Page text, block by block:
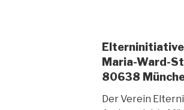
Elterninitiative
Maria-Ward-
80638
Der Verein